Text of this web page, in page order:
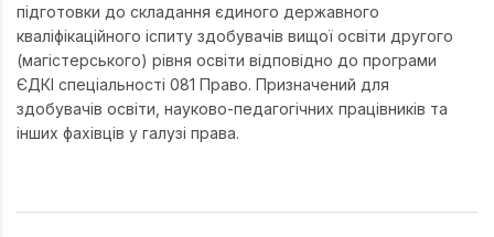
підготовки до складання єдиного державного
кваліфікаційного іспиту здобувачів вищої освіти другого
(магістерського) рівня освіти відповідно до програми
ЄДКІ спеціальності 081 Право. Призначений для
здобувачів освіти, науково-педагогічних працівників та
інших фахівців у галузі права.